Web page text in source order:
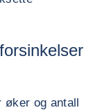
øker og antall